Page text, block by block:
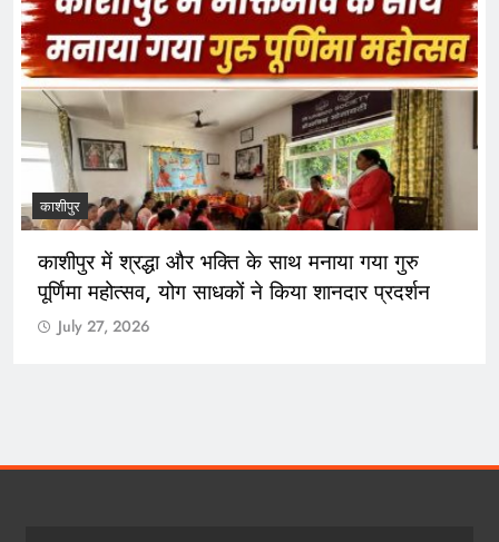
काशीपुर
काशीपुर में श्रद्धा और भक्ति के साथ मनाया गया गुरु
पूर्णिमा महोत्सव, योग साधकों ने किया शानदार प्रदर्शन
July 27, 2026